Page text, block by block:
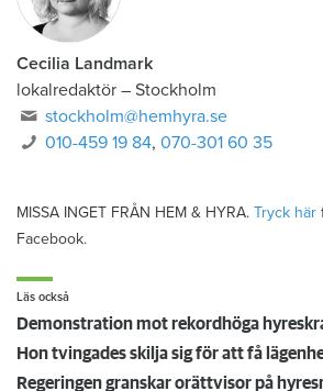
Cecilia Landmark
lokalredaktör – Stockholm
stockholm@hemhyra.se
010-459 19 84,070-301 60 35
MISSA INGET FRÅN HEM & HYRA. Tryck här
Facebook.
Läs också
Demonstration mot rekordhöga
Hon tvingades skilja sig för att få
Regeringen granskar orättvisor på